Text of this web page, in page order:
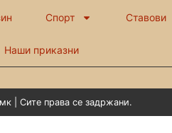
Спорт Ставови
Наши приказни
| Сите права се задржани.